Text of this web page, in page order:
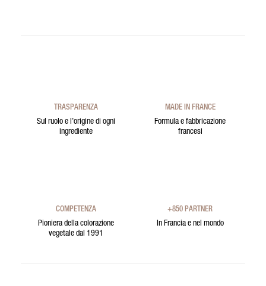
TRASPARENZA
Sul ruolo e l’origine di ogni
ingrediente
MADE IN FRANCE
Formula e fabbricazione
francesi
COMPETENZA
Pioniera della colorazione
vegetale dal 1991
+850 PARTNER
In Francia e nel mondo